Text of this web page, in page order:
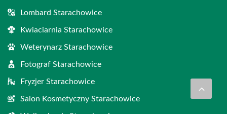
Lombard Starachowice
Kwiaciarnia Starachowice
Weterynarz Starachowice
Fotograf Starachowice
Fryzjer Starachowice
Salon Kosmetyczny Starachowice